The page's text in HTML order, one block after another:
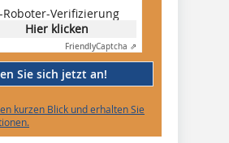
Verifizierung
Hier klicken
FriendlyCaptcha ⇗
Sie sich jetzt an!
kurzen Blick und erhalten Sie